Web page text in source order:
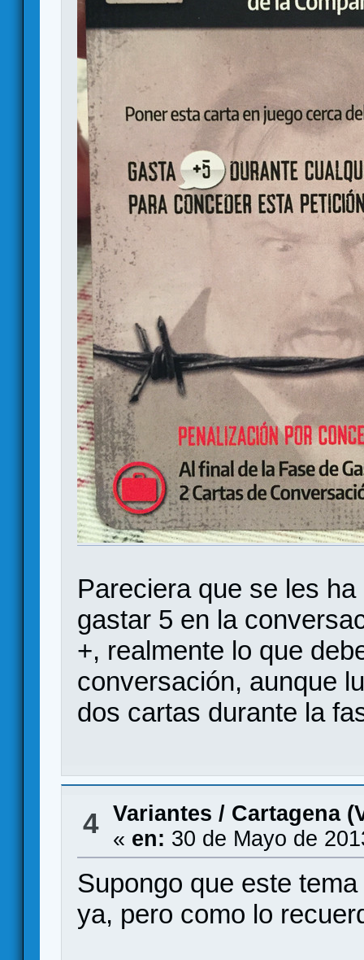
Pareciera que se les
gastar 5 en la
+, realmente lo que
conversación, aunque
dos cartas durante la
4 Variantes / Cartagena
« en: 30 de Mayo de
Supongo que este
ya, pero como lo